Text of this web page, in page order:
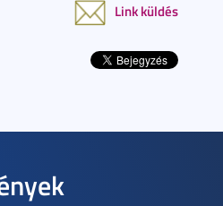
Link küldés